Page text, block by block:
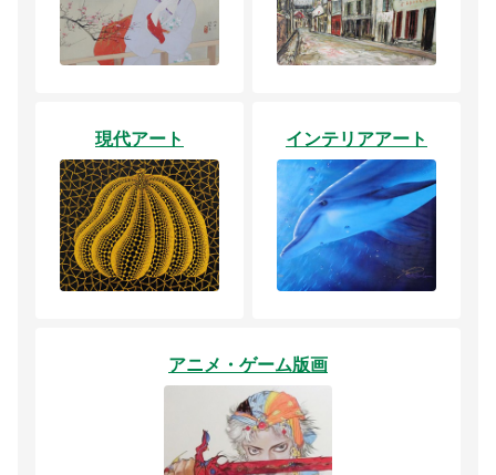
現代アート インテリアアート
アニメ・ゲーム版画